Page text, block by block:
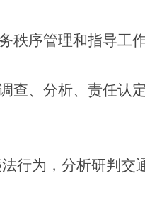
秩序管理和指导工作
查、分析、责任认
行为，分析研判交